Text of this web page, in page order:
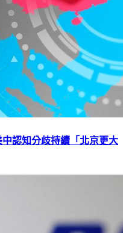
認知分歧持續「北京更大